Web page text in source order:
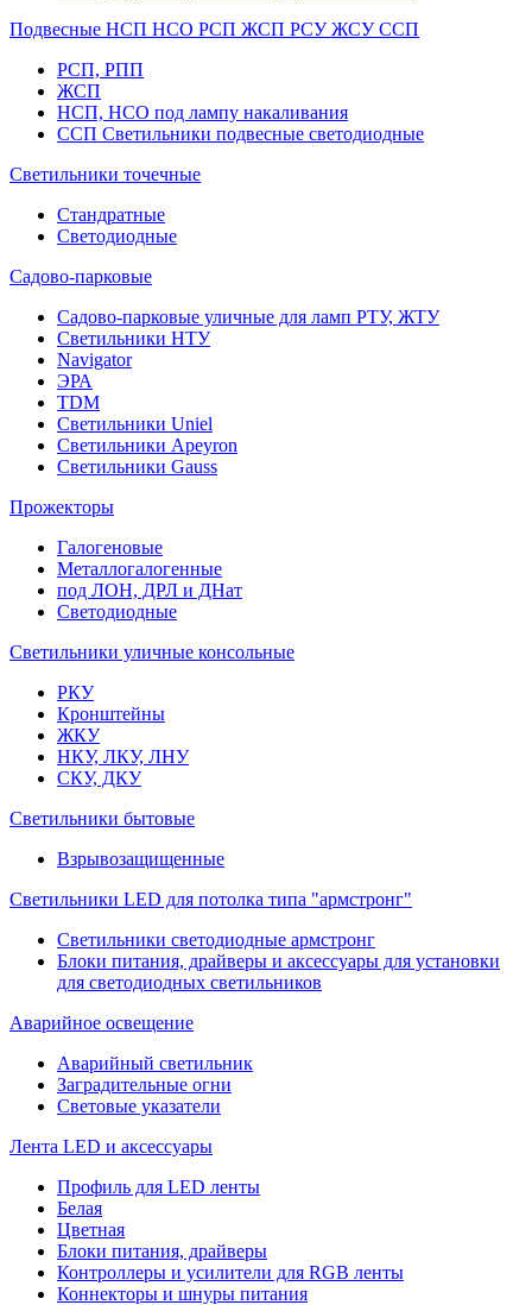
Подвесные НСП НСО РСП ЖСП РСУ ЖСУ ССП
РСП, РПП
ЖСП
НСП, НСО под лампу накаливания
ССП Светильники подвесные светодиодные
Светильники точечные
Стандратные
Светодиодные
Садово-парковые
Садово-парковые уличные для ламп РТУ, ЖТУ
Светильники НТУ
Navigator
ЭРА
TDM
Светильники Uniel
Светильники Apeyron
Светильники Gauss
Прожекторы
Галогеновые
Металлогалогенные
под ЛОН, ДРЛ и ДНат
Светодиодные
Светильники уличные консольные
РКУ
Кронштейны
ЖКУ
НКУ, ЛКУ, ЛНУ
СКУ, ДКУ
Светильники бытовые
Взрывозащищенные
Светильники LED для потолка типа "армстронг"
Светильники светодиодные армстронг
Блоки питания, драйверы и аксессуары для установки
для светодиодных светильников
Аварийное освещение
Аварийный светильник
Заградительные огни
Световые указатели
Лента LED и аксессуары
Профиль для LED ленты
Белая
Цветная
Блоки питания, драйверы
Контроллеры и усилители для RGB ленты
Коннекторы и шнуры питания